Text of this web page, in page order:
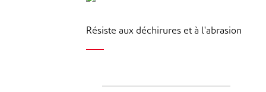
Résiste aux déchirures et à l'abrasion